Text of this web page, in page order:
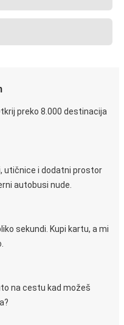
preko 8.000 destinacija
utičnice i dodatni prostor
autobusi nude.
sekundi. Kupi kartu, a mi
na cestu kad možeš